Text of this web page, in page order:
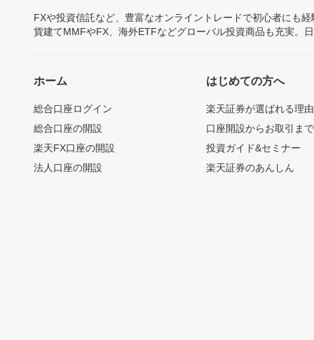
FXや投資信託など、豊富なオンライントレードで初心者にも
貨建てMMFやFX、海外ETFなどグローバル投資商品も充実。
ホーム
総合口座ログイン
総合口座の開設
楽天FX口座の開設
法人口座の開設
はじめての方へ
楽天証券が選ばれる理由
口座開設からお取引ま
投資ガイド&セミナー
楽天証券のあんしん